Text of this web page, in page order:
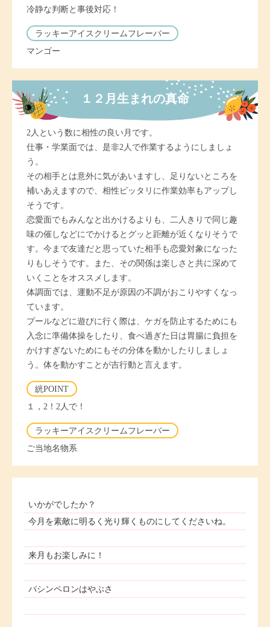
冷静な判断と事後対応！
ラッキーアイスクリームフレーバー
マンゴー
１２月生まれの真命
2人という数に相性の良い月です。
仕事・学業面では、是非2人で作業するようにしましょ
う。
その相手とは意外に気があいますし、足りないところを
補いあえますので、相性ピッタリに作業効率もアップし
そうです。
恋愛面でもみんなと出かけるよりも、二人きりで同じ趣
味の催しなどにでかけるとグッと距離が近くなりそうで
す。今まで友達だと思っていた相手も恋愛対象になった
りもしそうです。また、その関係は楽しさと共に深めて
いくことをオススメします。
体調面では、運動不足が原因の不調がおこりやすくなっ
ています。
プールなどに遊びに行く際は、ケガを防止するためにも
入念に準備体操をしたり、食べ過ぎた日は胃腸に負担を
かけすぎないためにもその分体を動かしたりしましょ
う。体を動かすことが吉行動と言えます。
絖POINT
１，2！2人で！
ラッキーアイスクリームフレーバー
ご当地名物系
いかがでしたか？
今月を素敵に明るく光り輝くものにしてくださいね。
来月もお楽しみに！
パシンペロンはやぶさ